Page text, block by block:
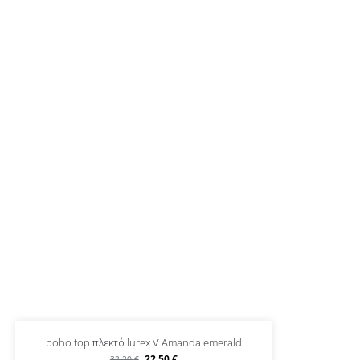
boho top πλεκτό lurex V Amanda emerald